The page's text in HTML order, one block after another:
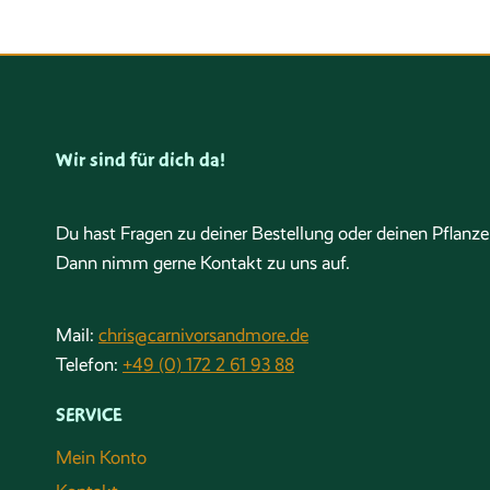
Wir sind für dich da!
Du hast Fragen zu deiner Bestellung oder deinen
Dann nimm gerne Kontakt zu uns auf.
Mail: chris@carnivorsandmore.de
Telefon: +49 (0) 172 2 61 93 88
SERVICE
Mein Konto